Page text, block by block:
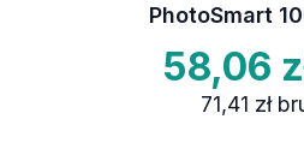
PhotoSmart
58,06
71,41 zł